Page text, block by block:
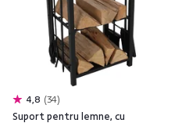
4,8 34
Suport pentru lemne, cu